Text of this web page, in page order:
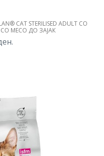
CAT STERILISED ADULT СО
СО МЕСО ДО ЗАЈАК